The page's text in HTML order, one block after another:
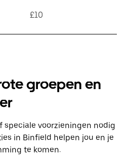
£10
groepen en
speciale voorzieningen nodig
in Binfield helpen jou en je
te komen.